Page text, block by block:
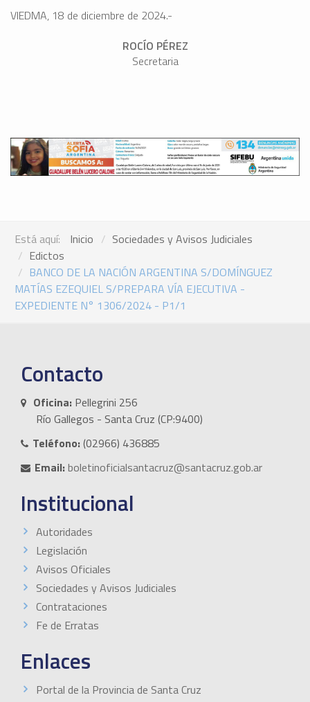
VIEDMA, 18 de diciembre de 2024.-
ROCÍO PÉREZ
Secretaria
Está aquí: Inicio
Sociedades y Avisos Judiciales
Edictos
BANCO DE LA NACIÓN ARGENTINA S/DOMÍNGUEZ
MATÍAS EZEQUIEL S/PREPARA VÍA EJECUTIVA -
EXPEDIENTE N° 1306/2024 - P1/1
Contacto
Oficina: Pellegrini 256
Río Gallegos - Santa Cruz (CP:9400)
Teléfono:(02966) 436885
Email:boletinoficialsantacruz@santacruz.gob.ar
Institucional
Autoridades
Legislación
Avisos Oficiales
Sociedades y Avisos Judiciales
Contrataciones
Fe de Erratas
Enlaces
Portal de la Provincia de Santa Cruz